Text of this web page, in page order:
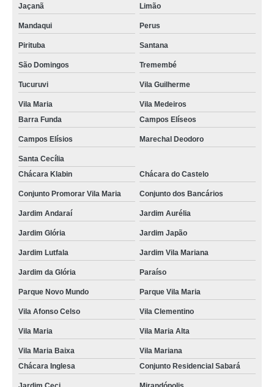
Jaçanã Limão
Mandaqui Perus
Pirituba Santana
São Domingos Tremembé
Tucuruvi Vila Guilherme
Vila Maria
Vila Medeiros
Barra Funda
Campos Elíseos
Campos Elísios Marechal Deodoro
Santa Cecília
Chácara Klabin
Chácara do Castelo
Conjunto Promorar Vila Maria Conjunto dos Bancários
Jardim Andaraí Jardim Aurélia
Jardim Glória Jardim Japão
Jardim Lutfala Jardim Vila Mariana
Jardim da Glória Paraíso
Parque Novo Mundo Parque Vila Maria
Vila Afonso Celso Vila Clementino
Vila Maria Vila Maria Alta
Vila Maria Baixa
Vila Mariana
Chácara Inglesa
Conjunto Residencial Sabará